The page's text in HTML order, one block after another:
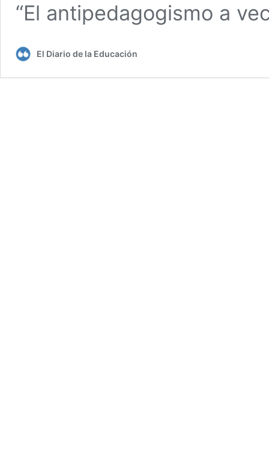
“El antipedagogismo a
El Diario de la Educación